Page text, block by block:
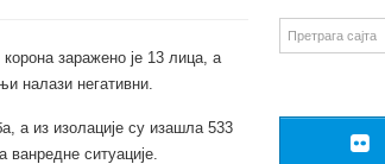
заражено је 13 лица, а
налази негативни.
а из изолације су изашла 533
ванредне ситуације.